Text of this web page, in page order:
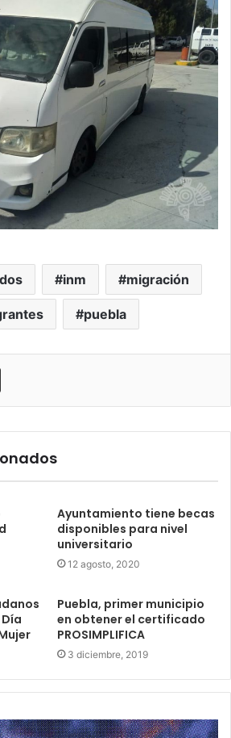
inm migración
puebla
Ayuntamiento tiene becas
disponibles para nivel
universitario
12 agosto, 2020
Puebla, primer municipio
en obtener el certificado
PROSIMPLIFICA
3 diciembre, 2019